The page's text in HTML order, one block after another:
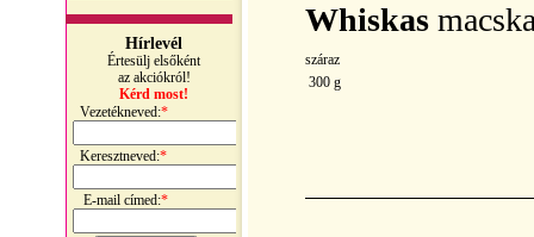
Hírlevél
Értesülj elsőként
az akciókról!
Kérd most!
Vezetékneved:*
Keresztneved:*
E-mail címed:*
Whiskas
száraz
300 g